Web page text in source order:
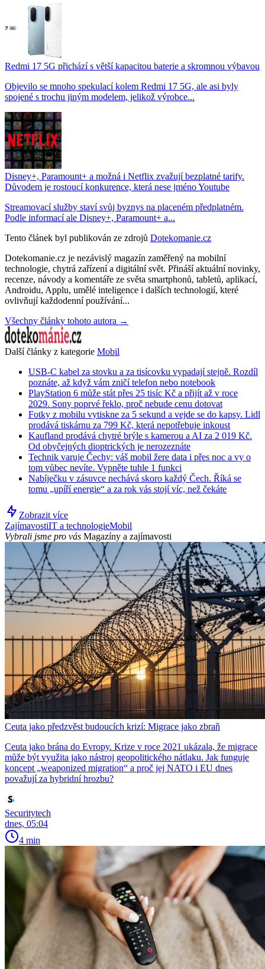
Redmi 17 5G přichází s větší kapacitou baterie a skromnou výbavou
Objevilo se mnoho spekulací kolem Redmi 17 5G, ale asi byly
spojené s trochu jiným modelem, jelikož výrobce...
Disney+, Paramount+ a možná i Netflix zvažují bezplatné tarify.
Důvodem je rostoucí konkurence, která nese jméno Youtube
Streamovací služby staví svůj byznys na placeném předplatném.
Podle informací ale Disney+, Paramount+ a...
Tento článek byl publikován ze zdrojů Dotekomanie.cz
Dotekomanie.cz je nezávislý magazín zaměřený na mobilní
technologie, chytrá zařízení a digitální svět. Přináší aktuální novinky,
recenze, návody a komentáře ze světa smartphonů, tabletů, aplikací,
Androidu, Applu, umělé inteligence i dalších technologií, které
ovlivňují každodenní používání...
Všechny články tohoto autora →
Další články z kategorie Mobil
USB-C kabel za stovku a za tisícovku vypadají stejně. Rozdíl
poznáte, až když vám zničí telefon nebo notebook
PlayStation 6 může stát přes 25 tisíc Kč a přijít až v roce
2029. Sony poprvé řeklo, proč nebude cenu dotovat
Fotky z mobilu vytiskne za 5 sekund a vejde se do kapsy. Lidl
prodává tiskárnu za 799 Kč, která nepotřebuje inkoust
Kaufland prodává chytré brýle s kamerou a AI za 2 019 Kč.
Od obyčejných dioptrických je nerozeznáte
Technik varuje Čechy: váš mobil žere data i přes noc a vy o
tom vůbec nevíte. Vypněte tuhle 1 funkci
Nabíječku v zásuvce nechává skoro každý Čech. Říká se
tomu „upíří energie“ a za rok vás stojí víc, než čekáte
Zobrazit více
ZajímavostiIT a technologieMobil
Vybrali jsme pro vás Magazíny a zajímavosti
Ceuta jako předzvěst budoucích krizí: Migrace jako zbraň
Ceuta jako brána do Evropy. Krize v roce 2021 ukázala, že migrace
může být využita jako nástroj geopolitického nátlaku. Jak funguje
koncept „weaponized migration“ a proč jej NATO i EU dnes
považují za hybridní hrozbu?
Securitytech
dnes, 05:04
4 min